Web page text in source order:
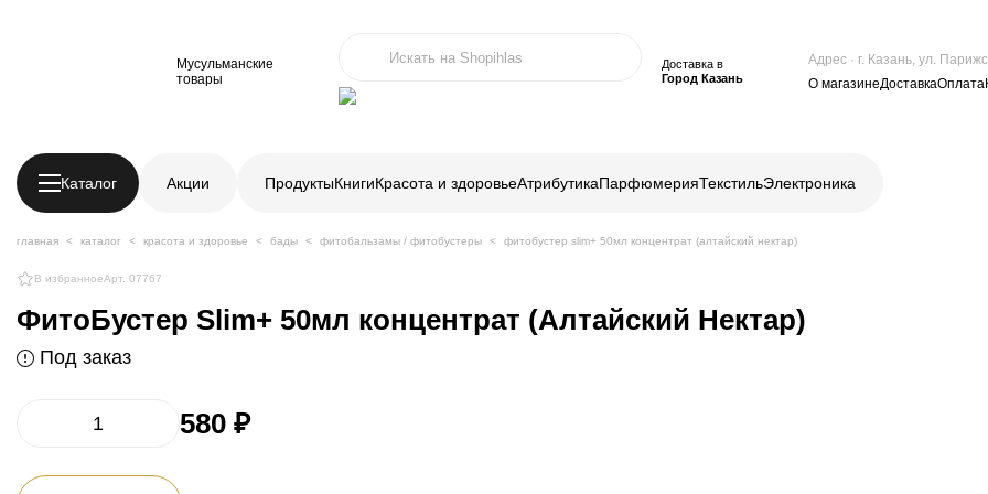
Мусульманские
товары
Доставка в
Город Казань
Адрес · г. Казань, ул.
О магазинеДоставкаОплата
Каталог Акции ПродуктыКнигиКрасота и здоровьеАтрибутикаПарфюмерияТекстильЭлектроника
главная каталог красота и здоровье бады фитобальзамы / фитобустеры фитобустер slim+ 50мл концентрат (алтайский нектар)
В избранноеАрт. 07767
ФитоБустер Slim+ 50мл концентрат (Алтайский Нектар)
Под заказ
580 ₽